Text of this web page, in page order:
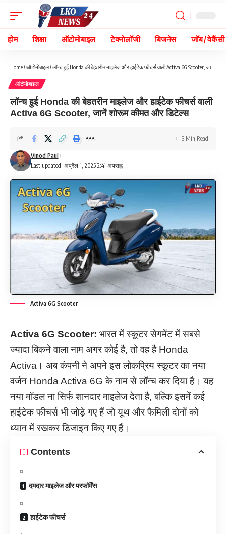
होम शिक्षा ऑटोमोबाइल टेक्नोलॉजी बिजनेस जॉब / वेकैंसी
Home/ऑटोमोबाइल/लॉन्च हुई Honda की बेहतरीन माइलेज और हाईटेक फीचर्स वाली Activa 6G Scooter, जानें शोरूम कीमत और डिटेल्स
ऑटोमोबाइल
लॉन्च हुई Honda की बेहतरीन माइलेज और हाईटेक फीचर्स वाली
Activa 6G Scooter, जानें शोरूम कीमत और डिटेल्स
Last updated: अप्रैल 1, 2025 2:41 अपराह्न
Vinod Paul
3 Min Read
Activa 6G Scooter
Activa 6G Scooter: भारत में स्कूटर सेगमेंट में सबसे
ज्यादा बिकने वाला नाम अगर कोई है, तो वह है Honda
Activa। अब कंपनी ने अपने इस लोकप्रिय स्कूटर का नया
वर्जन Honda Activa 6G के नाम से लॉन्च कर दिया है। यह
नया मॉडल ना सिर्फ शानदार माइलेज देता है, बल्कि इसमें कई
हाईटेक फीचर्स भी जोड़े गए हैं जो यूथ और फैमिली दोनों को
ध्यान में रखकर डिजाइन किए गए हैं।
Contents
दमदार माइलेज और परफॉर्मेंस
हाईटेक फीचर्स